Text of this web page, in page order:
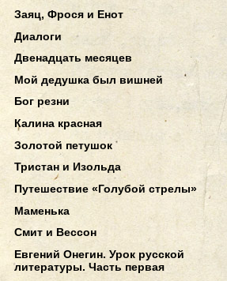
Заяц, Фрося и Енот
Диалоги
Двенадцать месяцев
Мой дедушка был вишней
Бог резни
Калина красная
Золотой петушок
Тристан и Изольда
Путешествие «Голубой стрелы»
Маменька
Смит и Вессон
Евгений Онегин. Урок русской
литературы. Часть первая